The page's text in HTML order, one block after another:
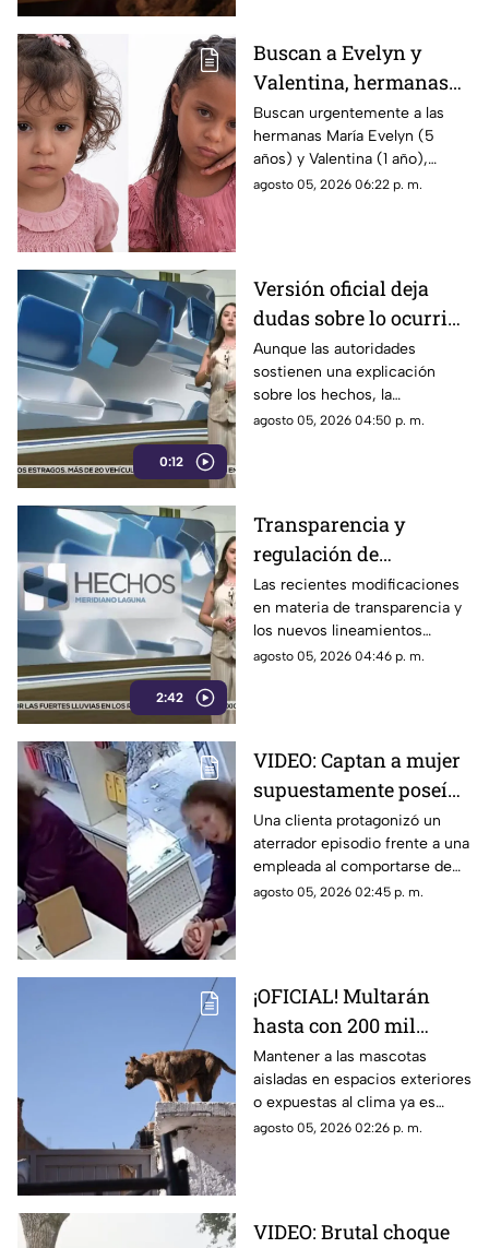
Buscan a Evelyn y
Valentina, hermanas
de 1 y 5 años
desaparecidas en
Torreón
Buscan urgentemente a las
hermanas María Evelyn (5
años) y Valentina (1 año),
desaparecidas en Torreón
agosto 05, 2026 06:22 p. m.
0:12
Versión oficial deja
dudas sobre lo ocurrido
y persisten
interrogantes
Aunque las autoridades
sostienen una explicación
sobre los hechos, la
información disponible no ha
agosto 05, 2026 04:50 p. m.
2:42
Transparencia y
regulación de
audiencias, bajo la lupa
por posible control de
la información
Las recientes modificaciones
en materia de transparencia y
los nuevos lineamientos
relacionados con las
que podrían tener sobre la
difusión de contenidos de
interés público.
agosto 05, 2026 04:46 p. m.
VIDEO: Captan a mujer
supuestamente poseída
en una tienda de
celulares
Una clienta protagonizó un
aterrador episodio frente a una
empleada al comportarse de
una manera extraña. Conoce
agosto 05, 2026 02:45 p. m.
¡OFICIAL! Multarán
hasta con 200 mil
pesos a quienes
mantengan a perros y
gatos viviendo en
patios o azoteas
Mantener a las mascotas
aisladas en espacios exteriores
o expuestas al clima ya es
considerado una infracción
agosto 05, 2026 02:26 p. m.
VIDEO: Brutal choque